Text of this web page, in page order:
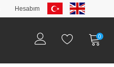
Hesabım
0